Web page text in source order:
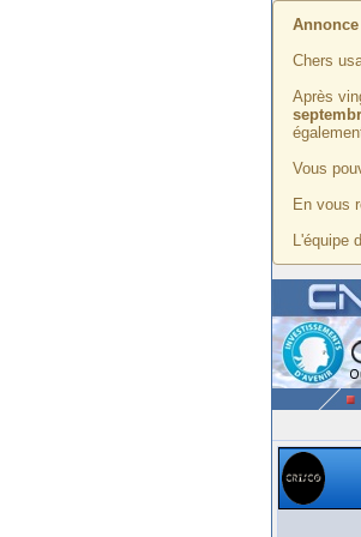
Annonce
Chers
Après
Vous
En vous
L'équipe